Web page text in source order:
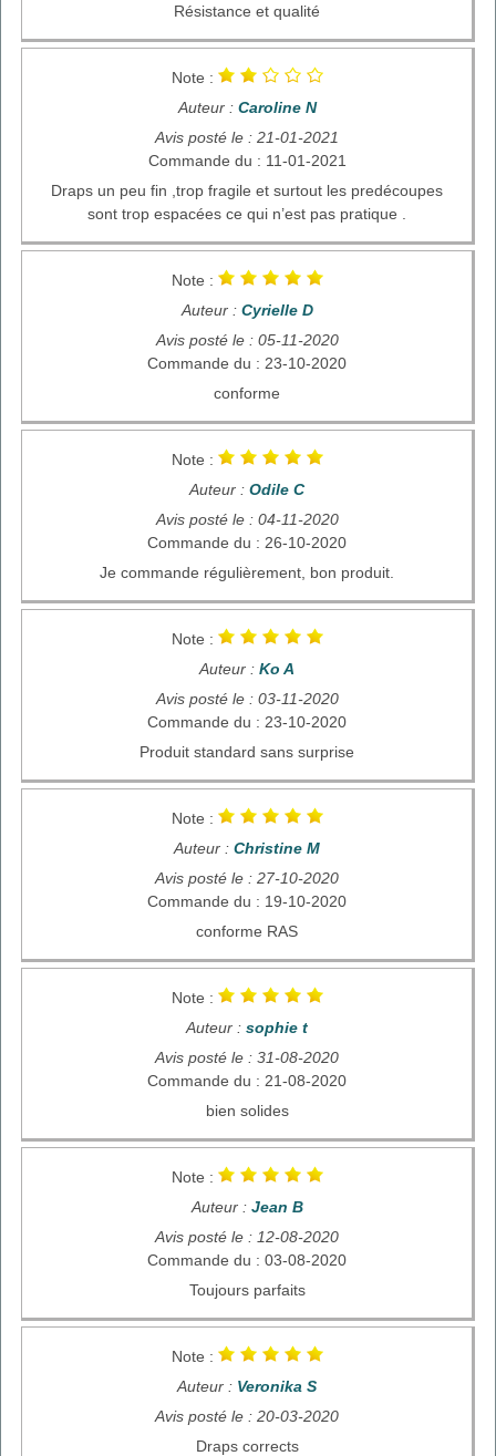
Résistance et qualité
Note :
Auteur : Caroline N
Avis posté le : 21-01-2021
Commande du : 11-01-2021
Draps un peu fin ,trop fragile et surtout les predécoupes
sont trop espacées ce qui n’est pas pratique .
Note :
Auteur : Cyrielle D
Avis posté le : 05-11-2020
Commande du : 23-10-2020
conforme
Note :
Auteur : Odile C
Avis posté le : 04-11-2020
Commande du : 26-10-2020
Je commande régulièrement, bon produit.
Note :
Auteur : Ko A
Avis posté le : 03-11-2020
Commande du : 23-10-2020
Produit standard sans surprise
Note :
Auteur : Christine M
Avis posté le : 27-10-2020
Commande du : 19-10-2020
conforme RAS
Note :
Auteur : sophie t
Avis posté le : 31-08-2020
Commande du : 21-08-2020
bien solides
Note :
Auteur : Jean B
Avis posté le : 12-08-2020
Commande du : 03-08-2020
Toujours parfaits
Note :
Auteur : Veronika S
Avis posté le : 20-03-2020
Draps corrects